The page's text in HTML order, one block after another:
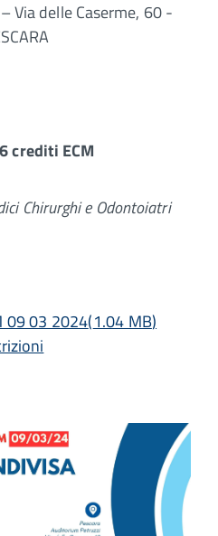
Via delle Caserme, 60 -
crediti ECM
Chirurghi e Odontoiatri
09 03 2024(1.04 MB)